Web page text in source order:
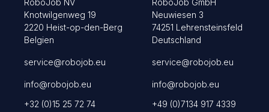
RoboJob NV
Knotwilgenweg 19
2220 Heist-op-den-Berg
Belgien
service@robojob.eu
info@robojob.eu
+32 (0)15 25 72 74
RoboJob GmbH
Neuwiesen 3
74251 Lehrensteinsfeld
Deutschland
service@robojob.eu
info@robojob.eu
+49 (0)7134 917 4339